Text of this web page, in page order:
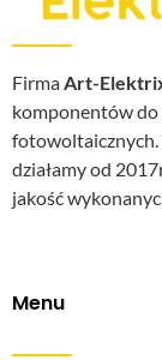
FirmaArt-
komponentów do
fotowoltaicznych.
działamy od
jakość
Menu